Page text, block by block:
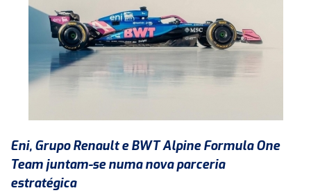
Eni, Grupo Renault e BWT Alpine Formula One
Team juntam-se numa nova parceria
estratégica